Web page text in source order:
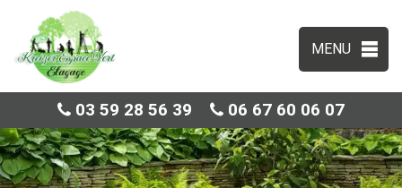
MENU
03 59 28 56 39 06 67 60 06 07